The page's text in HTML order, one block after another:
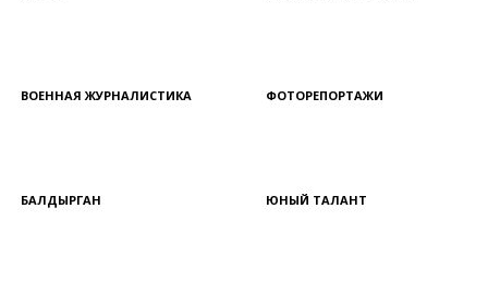
ВОЕННАЯ ЖУРНАЛИСТИКА ФОТОРЕПОРТАЖИ
БАЛДЫРГАН ЮНЫЙ ТАЛАНТ